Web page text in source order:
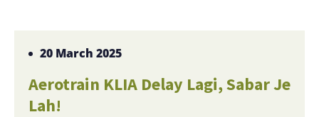
20 March 2025
Aerotrain KLIA Delay Lagi, Sabar Je
Lah!